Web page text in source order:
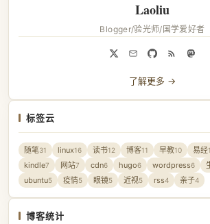
Laoliu
Blogger/验光师/国学爱好者
了解更多 →
标签云
随笔31 linux16 读书12 博客11 早教10 易经
kindle7 网站7 cdn6 hugo6 wordpress6
ubuntu5 疫情5 眼镜5 近视5 rss4 亲子4
博客统计